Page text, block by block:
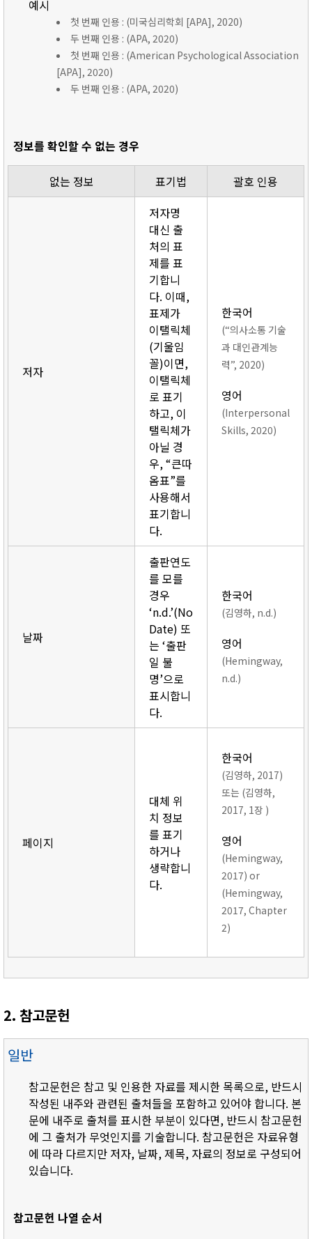
예시
첫 번째 인용 : (미국심리학회 [APA], 2020)
두 번째 인용 : (APA, 2020)
첫 번째 인용 : (American Psychological Association
[APA], 2020)
두 번째 인용 : (APA, 2020)
정보를 확인할 수 없는 경우
없는 정보 표기법 괄호 인용
저자
저자명
대신 출
처의 표
제를 표
기합니
다. 이때,
표제가
이탤릭체
(기울임
꼴)이면,
이탤릭체
로 표기
하고, 이
탤릭체가
아닐 경
우, “큰따
옴표”를
사용해서
표기합니
다.
한국어
(“의사소통 기술
과 대인관계능
력”, 2020)
영어
(Interpersonal
Skills, 2020)
날짜
출판연도
를 모를
경우
‘n.d.’(No
Date) 또
는 ‘출판
일 불
명’으로
표시합니
다.
한국어
(김영하, n.d.)
영어
(Hemingway,
n.d.)
페이지
대체 위
치 정보
를 표기
하거나
생략합니
다.
한국어
(김영하, 2017)
또는 (김영하,
2017, 1장 )
영어
(Hemingway,
2017) or
(Hemingway,
2017, Chapter
2)
2. 참고문헌
일반
참고문헌은 참고 및 인용한 자료를 제시한 목록으로, 반드시
작성된 내주와 관련된 출처들을 포함하고 있어야 합니다. 본
문에 내주로 출처를 표시한 부분이 있다면, 반드시 참고문헌
에 그 출처가 무엇인지를 기술합니다. 참고문헌은 자료유형
에 따라 다르지만 저자, 날짜, 제목, 자료의 정보로 구성되어
있습니다.
참고문헌 나열 순서